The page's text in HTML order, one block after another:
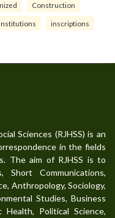
Construction
inscriptions
Sciences (RJHSS) is an
in the fields
The aim of RJHSS is to
Short Communications,
Anthropology, Sociology,
Studies, Business
Health, Political Science,